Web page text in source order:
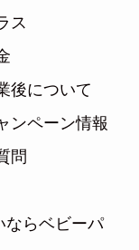
ス
後について
ンペーン情報
問
ならベビーパ